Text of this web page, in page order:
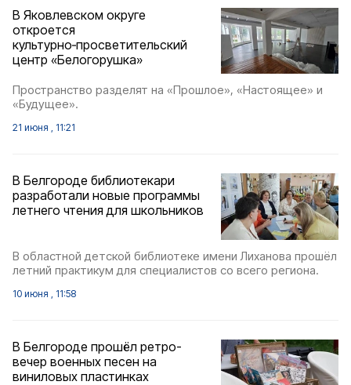
В Яковлевском округе
откроется
культурно‑просветительский
центр «Белогорушка»
Пространство разделят на «Прошлое», «Настоящее» и
«Будущее».
21 июня , 11:21
В Белгороде библиотекари
разработали новые программы
летнего чтения для школьников
В областной детской библиотеке имени Лиханова прошёл
летний практикум для специалистов со всего региона.
10 июня , 11:58
В Белгороде прошёл ретро-
вечер военных песен на
виниловых пластинках